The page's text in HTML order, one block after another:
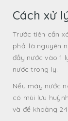
Cách xử
Trước tiên cần
phải là nguyên
đầy nước vào 1
nước trong ly.
Nếu máy nước
có mùi lưu
và để khoảng